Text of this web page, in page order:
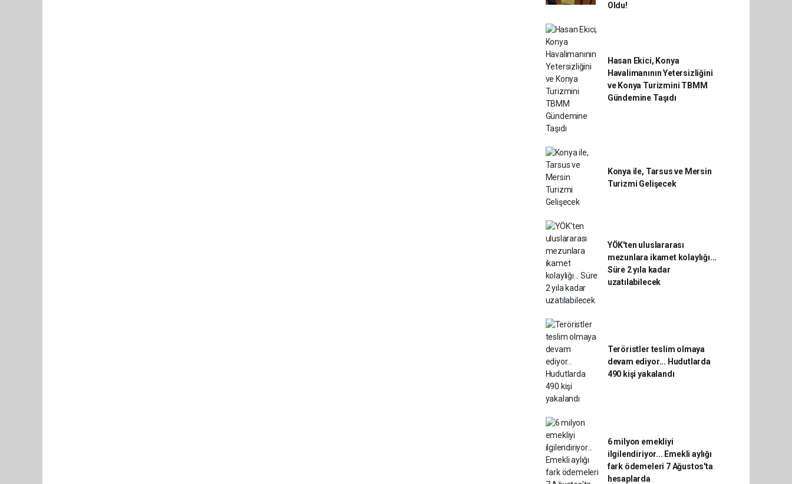
Oldu!
Hasan Ekici, Konya
Havalimanının Yetersizliğini
ve Konya Turizmini TBMM
Gündemine Taşıdı
Konya ile, Tarsus ve Mersin
Turizmi Gelişecek
YÖK'ten uluslararası
mezunlara ikamet kolaylığı...
Süre 2 yıla kadar
uzatılabilecek
Teröristler teslim olmaya
devam ediyor... Hudutlarda
490 kişi yakalandı
6 milyon emekliyi
ilgilendiriyor... Emekli aylığı
fark ödemeleri 7 Ağustos'ta
hesaplarda